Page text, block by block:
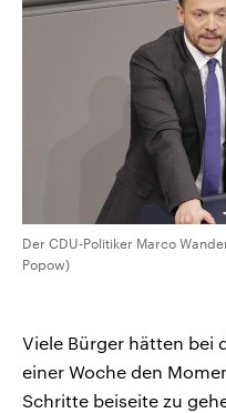
Der CDU-Politiker Marco
Popow)
Viele Bürger hätten bei
einer Woche den
Schritte beiseite zu